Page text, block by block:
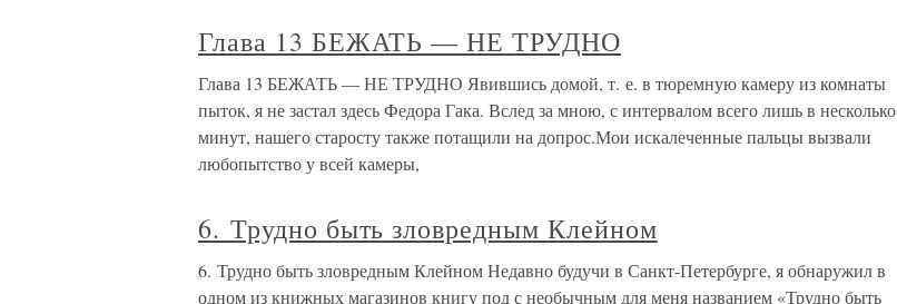
Глава 13 БЕЖАТЬ — НЕ ТРУДНО
Глава 13 БЕЖАТЬ — НЕ ТРУДНО Явившись домой, т. е. в тюремную камеру из комнаты
пыток, я не застал здесь Федора Гака. Вслед за мною, с интервалом всего лишь в несколько
минут, нашего старосту также потащили на допрос.Мои искалеченные пальцы вызвали
любопытство у всей камеры,
6. Трудно быть зловредным Клейном
6. Трудно быть зловредным Клейном Недавно будучи в Санкт-Петербурге, я обнаружил в
одном из книжных магазинов книгу под с необычным для меня названием «Трудно быть